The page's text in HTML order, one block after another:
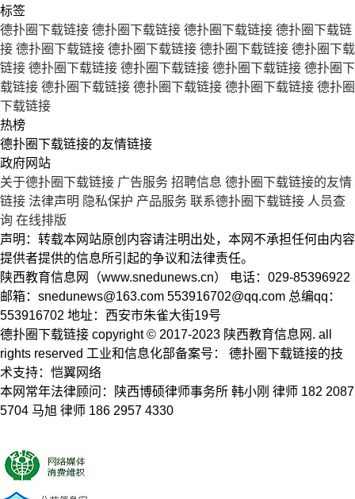
标签
德扑圈下载链接 德扑圈下载链接 德扑圈下载链接 德扑圈下载链
接 德扑圈下载链接 德扑圈下载链接 德扑圈下载链接 德扑圈下载
链接 德扑圈下载链接 德扑圈下载链接 德扑圈下载链接 德扑圈下
载链接 德扑圈下载链接 德扑圈下载链接 德扑圈下载链接 德扑圈
下载链接
热榜
德扑圈下载链接的友情链接
政府网站
关于德扑圈下载链接 广告服务 招聘信息 德扑圈下载链接的友情
链接 法律声明 隐私保护 产品服务 联系德扑圈下载链接 人员查
询 在线排版
声明：转载本网站原创内容请注明出处，本网不承担任何由内容
提供者提供的信息所引起的争议和法律责任。
陕西教育信息网（www.snedunews.cn） 电话：029-85396922
邮箱： snedunews@163.com 553916702@qq.com 总编qq：
553916702 地址：西安市朱雀大街19号
德扑圈下载链接 copyright © 2017-2023 陕西教育信息网. all
rights reserved 工业和信息化部备案号： 德扑圈下载链接的技
术支持：恺翼网络
本网常年法律顾问：陕西博硕律师事务所 韩小刚 律师 182 2087
5704 马旭 律师 186 2957 4330